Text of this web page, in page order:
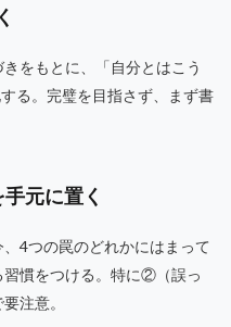
をもとに、「自分とはこう
る。完璧を目指さず、まず書
元に置く
4つの罠のどれかにはまって
慣をつける。特に②（誤っ
注意。